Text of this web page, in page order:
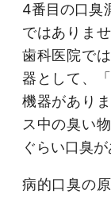
4番目の口臭
ではありま
歯科医院で
器として、
機器があり
ス中の臭い
ぐらい口臭
病的口臭の